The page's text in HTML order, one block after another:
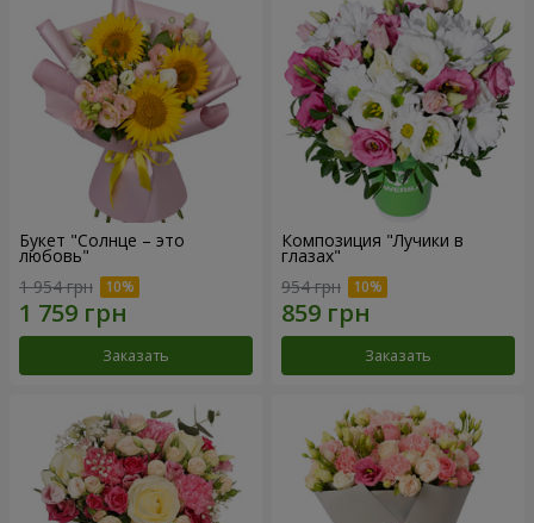
Букет "Солнце – это
любовь"
1 954 грн
Заказать
Композиция "Лучики в
глазах"
954 грн
Заказать